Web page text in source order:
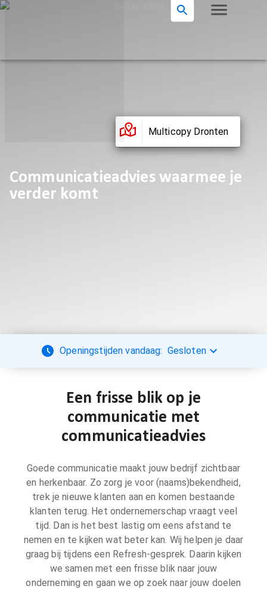
Multicopy Dronten
Communicatieadvies waarmee je
verder komt
Openingstijden vandaag: Gesloten
Een frisse blik op je
communicatie met
communicatieadvies
Goede communicatie maakt jouw bedrijf zichtbaar
en herkenbaar. Zo zorg je voor (naams)bekendheid,
trek je nieuwe klanten aan en komen bestaande
klanten terug. Het ondernemerschap vraagt veel
tijd. Dan is het best lastig om eens afstand te
nemen en te kijken wat beter kan. Wij helpen je daar
graag bij tijdens een Refresh-gesprek. Daarin kijken
we samen met een frisse blik naar jouw
onderneming en gaan we op zoek naar jouw doelen